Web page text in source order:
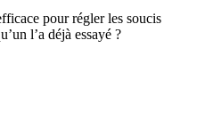
pour régler les soucis
l’a déjà essayé ?